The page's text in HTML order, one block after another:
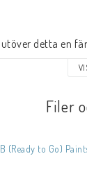
detta en
en tvist av
ögonskydd,
Filer
(Ready to Go)